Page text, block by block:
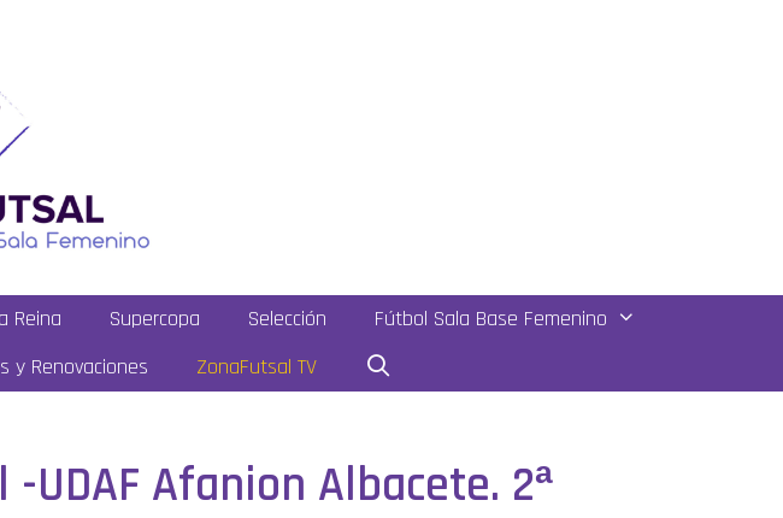
Reina Supercopa Selección
Fútbol Sala Base Femenino
y Renovaciones ZonaFutsal TV
UDAF Afanion Albacete. 2ª